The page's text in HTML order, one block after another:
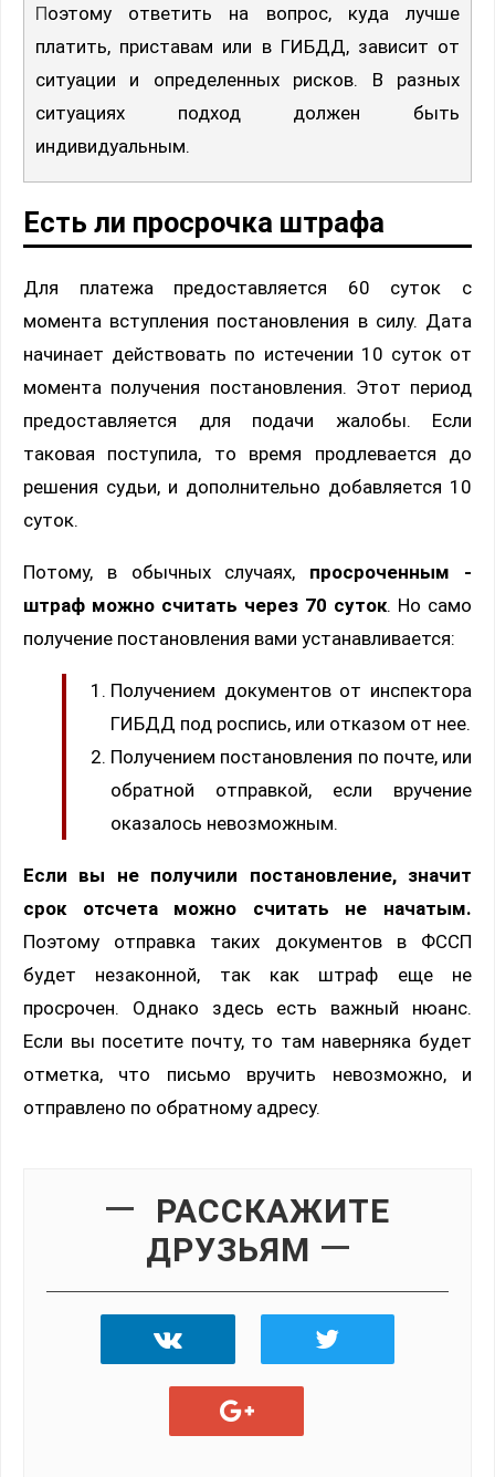
Поэтому ответить на вопрос, куда лучше
платить, приставам или в ГИБДД, зависит от
ситуации и определенных рисков. В разных
ситуациях подход должен быть
индивидуальным.
Есть ли просрочка штрафа
Для платежа предоставляется 60 суток с
момента вступления постановления в силу. Дата
начинает действовать по истечении 10 суток от
момента получения постановления. Этот период
предоставляется для подачи жалобы. Если
таковая поступила, то время продлевается до
решения судьи, и дополнительно добавляется 10
суток.
Потому, в обычных случаях, просроченным -
штраф можно считать через 70 суток. Но само
получение постановления вами устанавливается:
Получением документов от инспектора
ГИБДД под роспись, или отказом от нее.
Получением постановления по почте, или
обратной отправкой, если вручение
оказалось невозможным.
Если вы не получили постановление, значит
срок отсчета можно считать не начатым.
Поэтому отправка таких документов в ФССП
будет незаконной, так как штраф еще не
просрочен. Однако здесь есть важный нюанс.
Если вы посетите почту, то там наверняка будет
отметка, что письмо вручить невозможно, и
отправлено по обратному адресу.
РАССКАЖИТЕ
ДРУЗЬЯМ